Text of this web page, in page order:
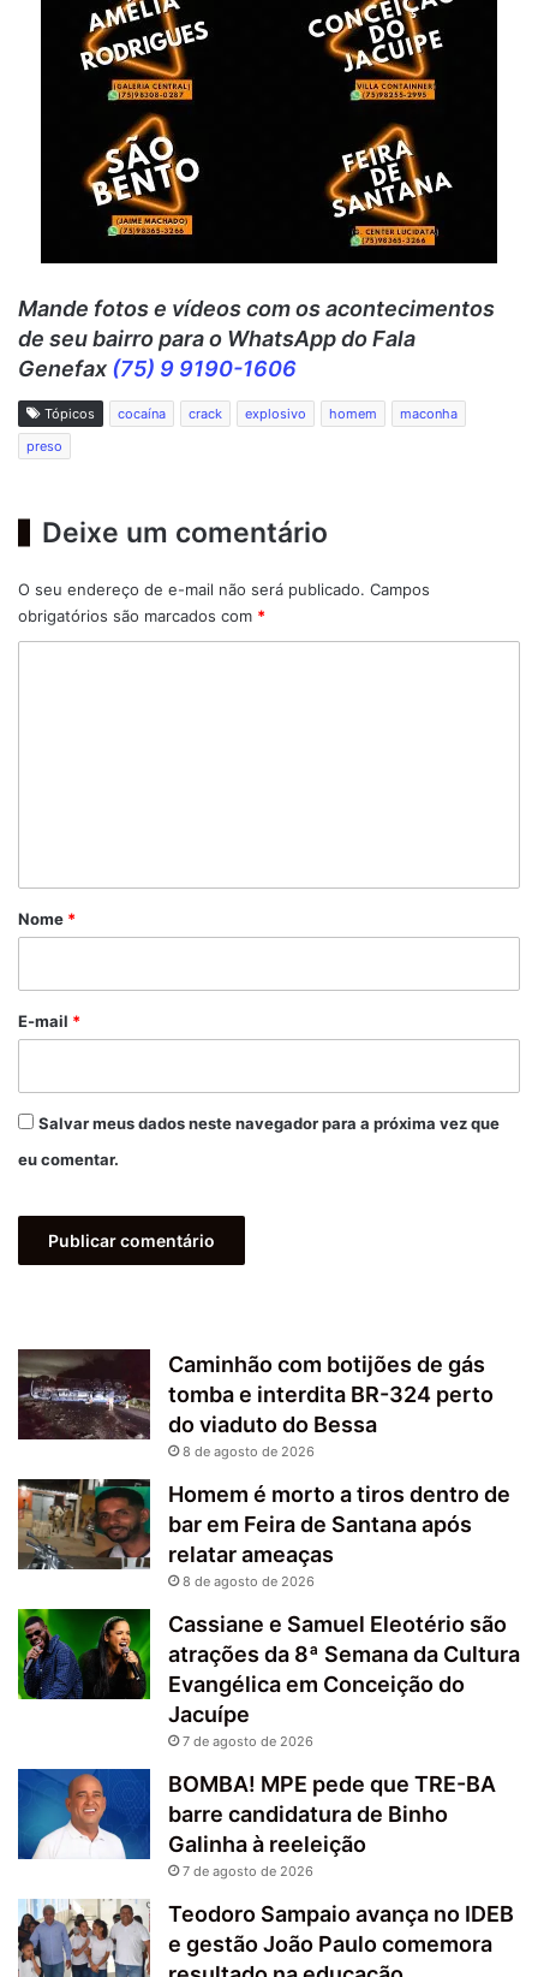
Mande fotos e vídeos com os acontecimentos
de seu bairro para o WhatsApp do Fala
Genefax (75) 9 9190-1606
Tópicos cocaína crack explosivo homem
maconha
preso
Deixe um comentário
O seu endereço de e-mail não será publicado. Campos
obrigatórios são marcados com *
r
*
Nome *
E-mail *
Salvar meus dados neste navegador para a próxima vez que
eu comentar.
Caminhão com botijões de gás
tomba e interdita BR-324 perto
do viaduto do Bessa
8 de agosto de 2026
Homem é morto a tiros dentro de
bar em Feira de Santana após
relatar ameaças
8 de agosto de 2026
Cassiane e Samuel Eleotério são
atrações da 8ª Semana da Cultura
Evangélica em Conceição do
Jacuípe
7 de agosto de 2026
BOMBA! MPE pede que TRE-BA
barre candidatura de Binho
Galinha à reeleição
7 de agosto de 2026
Teodoro Sampaio avança no IDEB
e gestão João Paulo comemora